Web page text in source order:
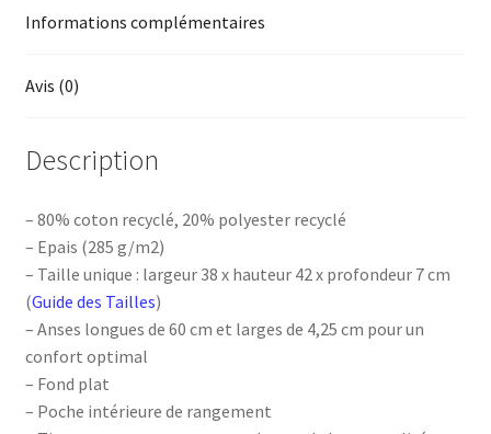
Informations complémentaires
Avis (0)
Description
– 80% coton recyclé, 20% polyester recyclé
– Epais (285 g/m2)
– Taille unique : largeur 38 x hauteur 42 x profondeur 7 cm
(Guide des Tailles)
– Anses longues de 60 cm et larges de 4,25 cm pour un
confort optimal
– Fond plat
– Poche intérieure de rangement